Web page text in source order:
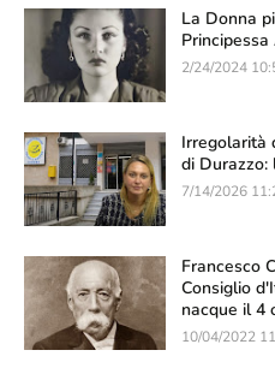
La Donna
2/24/2024
Irregolarità
di Durazzo:
7/14/2026
Francesco
Consiglio
nacque il 4
10/04/2022